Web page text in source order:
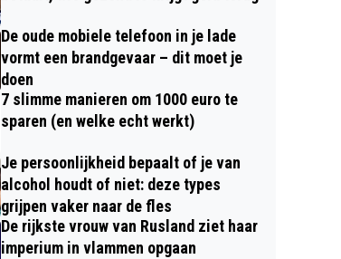
De oude mobiele telefoon in je lade
vormt een brandgevaar – dit moet je
doen
7 slimme manieren om 1000 euro te
sparen (en welke echt werkt)
Je persoonlijkheid bepaalt of je van
alcohol houdt of niet: deze types
grijpen vaker naar de fles
De rijkste vrouw van Rusland ziet haar
imperium in vlammen opgaan